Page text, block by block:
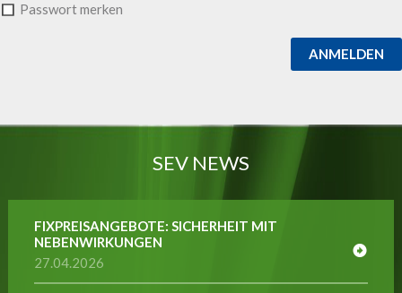
Passwort merken
ANMELDEN
SEV NEWS
FIXPREISANGEBOTE: SICHERHEIT MIT
NEBENWIRKUNGEN
27.04.2026